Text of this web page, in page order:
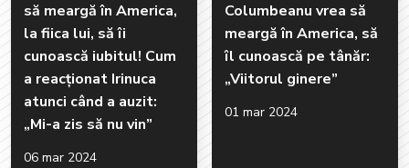
să meargă în America,
la fiica lui, să îi
cunoască iubitul! Cum
a reacționat Irinuca
atunci când a auzit:
„Mi-a zis să nu vin”
06 mar 2024
Columbeanu vrea să
meargă în America, să
îl cunoască pe tânăr:
„Viitorul ginere”
01 mar 2024